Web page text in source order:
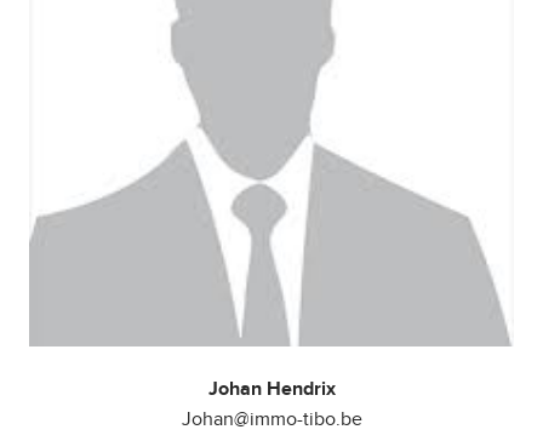
Johan Hendrix
Johan@immo-tibo.be